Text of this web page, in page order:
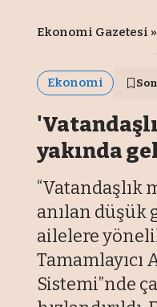
Ekonomi Gazetesi »
Ekonomi
yakında
“Vatandaşlık
anılan düşük
ailelere
Tamamlayıcı
Sistemi”nde